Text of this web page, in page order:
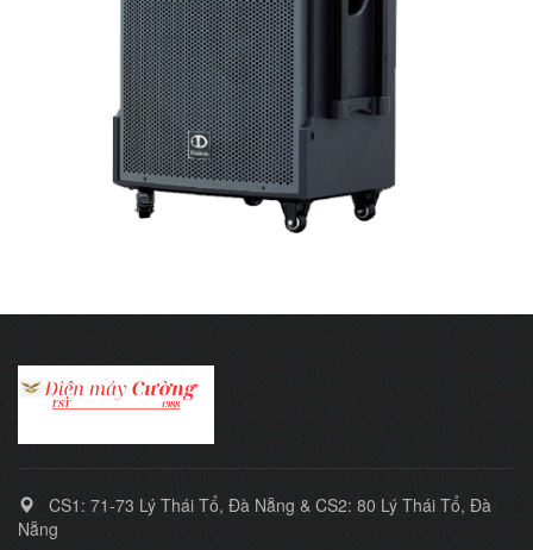
CS1: 71-73 Lý Thái Tổ, Đà Nẵng & CS2: 80 Lý Thái Tổ, Đà
Nẵng